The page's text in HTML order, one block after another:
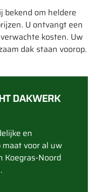
bekend om heldere
U ontvangt een
kosten. Uw
dak staan voorop.
DAKWERK
en
voor al uw
Koegras-Noord